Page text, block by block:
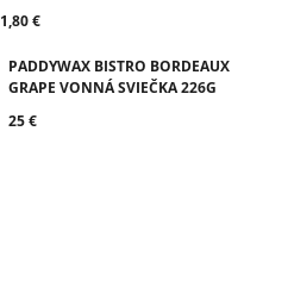
1,80 €
PADDYWAX BISTRO BORDEAUX
GRAPE VONNÁ SVIEČKA 226G
25 €